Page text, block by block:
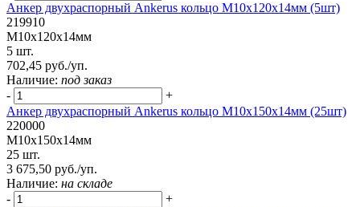
Анкер двухраспорный Ankerus кольцо М10х120х14мм (5шт)
219910
М10х120х14мм
5 шт.
702,45 руб./уп.
Наличие: под заказ
-
+
Анкер двухраспорный Ankerus кольцо М10х150х14мм (25шт)
220000
М10х150х14мм
25 шт.
3 675,50 руб./уп.
Наличие: на складе
-
+